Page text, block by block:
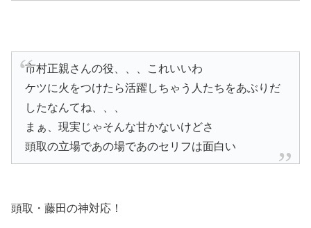
市村正親さんの役、、、これいいわ
ケツに火をつけたら活躍しちゃう人たちをあぶりだ
したなんてね、、、
まぁ、現実じゃそんな甘かないけどさ
頭取の立場であの場であのセリフは面白い
頭取・藤田の神対応！